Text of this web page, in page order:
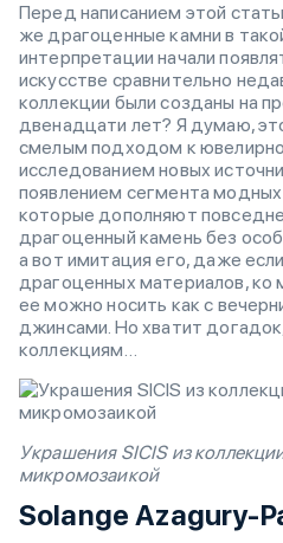
Перед написанием этой
же драгоценные камни в
интерпретации начали
искусстве сравнительно
коллекции были созданы на
двенадцати лет? Я думаю,
смелым подходом к
исследованием новых
появлением сегмента
которые дополняют
драгоценный камень без
а вот имитация его, даже
драгоценных материалов, ко
ее можно носить как с
джинсами. Но хватит
коллекциям…
Украшения SICIS из
микромозаикой
Solange Azagury-